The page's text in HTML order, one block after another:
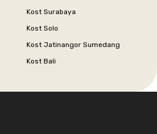
Kost Surabaya
Kost Solo
Kost Jatinangor Sumedang
Kost Bali